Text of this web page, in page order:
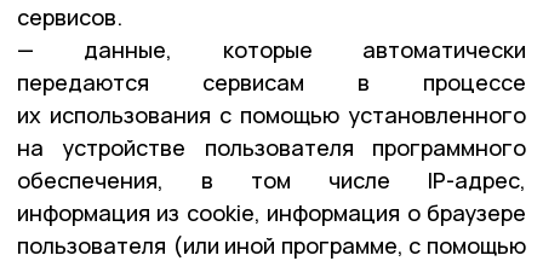
сервисов.
— данные, которые автоматически
передаются сервисам в процессе
их использования с помощью установленного
на устройстве пользователя программного
обеспечения, в том числе IP-адрес,
информация из cookie, информация о браузере
пользователя (или иной программе, с помощью